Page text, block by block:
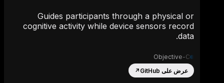
Guides participants through a physical or
cognitive activity while device sensors record
data.
Objective-C
عرض على GitHub
↗